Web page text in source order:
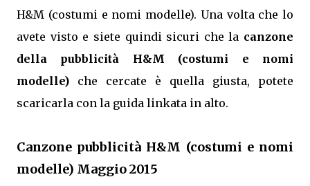
H&M (costumi e nomi modelle). Una volta che lo
avete visto e siete quindi sicuri che la canzone
della pubblicità H&M (costumi e nomi
modelle) che cercate è quella giusta, potete
scaricarla con la guida linkata in alto.
Canzone pubblicità H&M (costumi e nomi
modelle) Maggio 2015